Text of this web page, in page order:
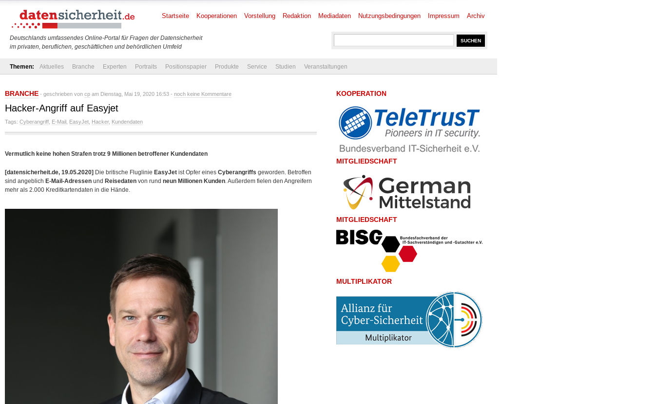
Deutschlands umfassendes Online-Portal für Fragen der Datensicherheit
im privaten, beruflichen, geschäftlichen und behördlichen Umfeld
Startseite Kooperationen Vorstellung Redaktion Mediadaten Nutzungsbedingungen Impressum Archiv
Themen: Aktuelles Branche Experten Portraits Positionspapier Produkte Service Studien Veranstaltungen
BRANCHE - geschrieben von cp am Dienstag, Mai 19, 2020 16:53 - noch keine Kommentare
Hacker-Angriff auf Easyjet
Tags: Cyberangriff E-Mail EasyJet Hacker, Kundendaten
Vermutlich keine hohen Strafen trotz 9 Millionen betroffener Kundendaten
[datensicherheit.de, 19.05.2020] Die britische Fluglinie EasyJet ist Opfer eines Cyberangriffs geworden. Betroffen
sind angeblich E-Mail-Adressen und Reisedaten von rund neun Millionen Kunden. Außerdem fielen den Angreifern
mehr als 2.000 Kreditkartendaten in die Hände.
KOOPERATION
MITGLIEDSCHAFT
MITGLIEDSCHAFT
MULTIPLIKATOR